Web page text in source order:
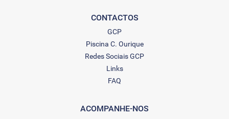
CONTACTOS
GCP
Piscina C. Ourique
Redes Sociais GCP
Links
FAQ
ACOMPANHE-NOS